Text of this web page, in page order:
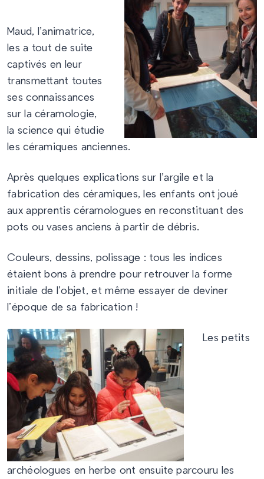
Maud, l’animatrice,
les a tout de suite
captivés en leur
transmettant toutes
ses connaissances
sur la céramologie,
la science qui étudie
les céramiques anciennes.
Après quelques explications sur l’argile et la
fabrication des céramiques, les enfants ont joué
aux apprentis céramologues en reconstituant des
pots ou vases anciens à partir de débris.
Couleurs, dessins, polissage : tous les indices
étaient bons à prendre pour retrouver la forme
initiale de l’objet, et même essayer de deviner
l’époque de sa fabrication !
Les petits
archéologues en herbe ont ensuite parcouru les